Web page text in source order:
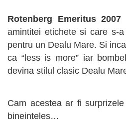
Rotenberg Emeritus 2007
amintitei etichete si care s-
pentru un Dealu Mare. Si
ca “less is more” iar
devina stilul clasic Dealu
Cam acestea ar fi
bineinteles…